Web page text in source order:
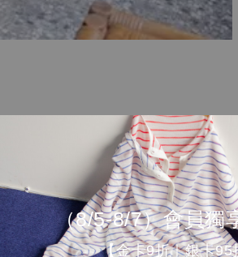
（8/5-8/7）會員獨
【金卡9折｜銀卡95